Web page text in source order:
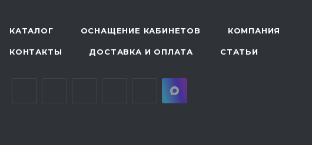
КАТАЛОГ ОСНАЩЕНИЕ КАБИНЕТОВ КОМПАНИЯ
КОНТАКТЫ ДОСТАВКА И ОПЛАТА СТАТЬИ